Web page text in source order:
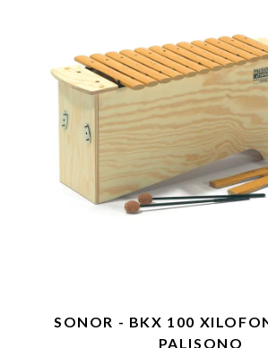
SONOR - BKX 100
PALISONO